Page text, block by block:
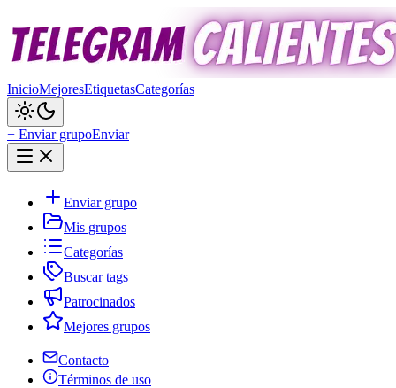
InicioMejoresEtiquetasCategorías
+ Enviar grupoEnviar
Enviar grupo
Mis grupos
Categorías
Buscar tags
Patrocinados
Mejores grupos
Contacto
Términos de uso